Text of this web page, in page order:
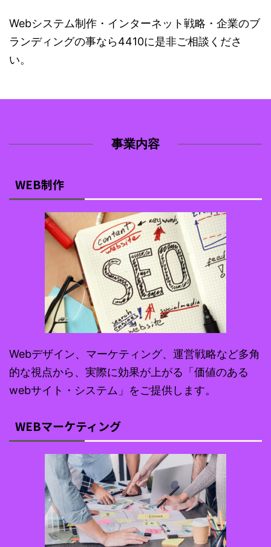
Webシステム制作・インターネット戦略・企業のブ
ランディングの事なら4410に是非ご相談くださ
い。
事業内容
WEB制作
Webデザイン、マーケティング、運営戦略など多角
的な視点から、実際に効果が上がる「価値のある
webサイト・システム」をご提供します。
WEBマーケティング